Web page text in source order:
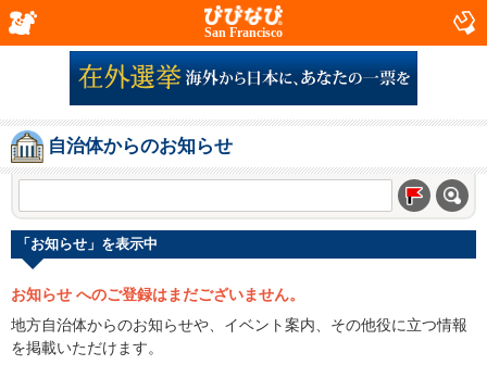
San Francisco
自治体からのお知らせ
「お知らせ」を表示中
お知らせ へのご登録はまだございません。
地方自治体からのお知らせや、イベント案内、その他役に立つ情報
を掲載いただけます。